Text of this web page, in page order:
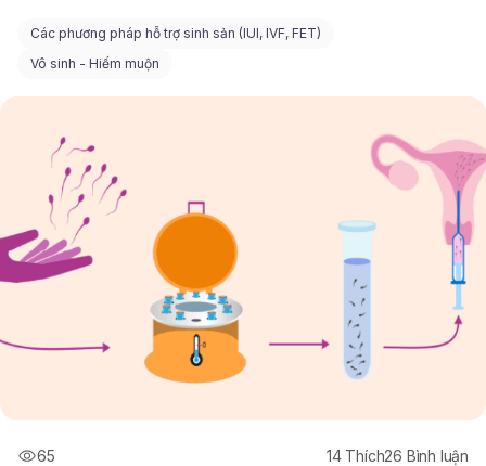
Các phương pháp hỗ trợ sinh sản (IUI, IVF, FET)
Vô sinh - Hiếm muộn
65 14 Thích26 Bình luận